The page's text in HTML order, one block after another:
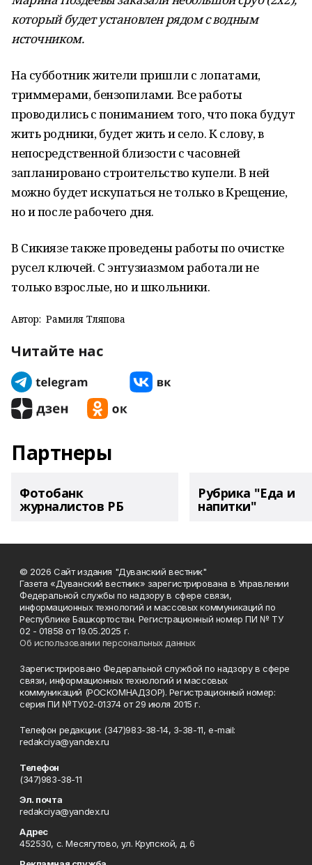
который будет установлен рядом с водным
источником.
На субботник жители пришли с лопатами,
триммерами, бензопилами. Все работы
проводились с пониманием того, что пока будут
жить родники, будет жить и село. К слову, в
непосредственной близости с часовней
запланировано строительство купели. В ней
можно будет искупаться не только в Крещение,
но и после рабочего дня.
В Сикиязе также проведены работы по очистке
русел ключей. С энтузиазмом работали не
только взрослые, но и школьники.
Автор: Рамиля Тляпова
Читайте нас
Партнеры
Фотобанк
журналистов РБ
Рубрика "Еда и
напитки"
© 2026 Сайт издания "Дуванский вестник"
Газета «Дуванский вестник» зарегистрирована в Управлении
Федеральной службы по надзору в сфере связи,
информационных технологий и массовых коммуникаций по
Республике Башкортостан. Регистрационный номер ПИ № ТУ
02 - 01858 от 19.05.2025 г.
Об использовании персональных данных
Зарегистрировано Федеральной службой по надзору в сфере
связи, информационных технологий и массовых
коммуникаций (РОСКОМНАДЗОР). Регистрационный номер:
серия ПИ №ТУ02-01374 от 29 июля 2015 г.
Телефон редакции: (347)983-38-14, 3-38-11, e-mail:
redakciya@yandex.ru
Телефон
(347)983-38-11
Эл. почта
redakciya@yandex.ru
Адрес
452530, с. Месягутово, ул. Крупской, д. 6